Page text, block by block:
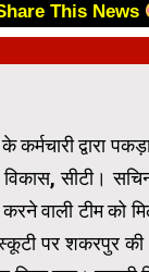
This News
कर्मचारी द्वारा
सीटी।
वाली टीम को
पर शकरपुर